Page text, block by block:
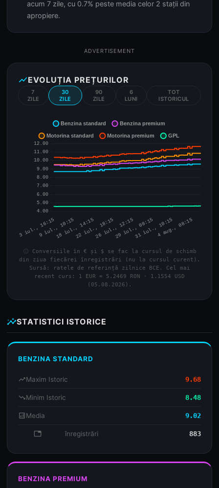
acum 7 zile, cu 0.7% peste media celor 2 stații din
apropiere.
ADVERTISEMENT
show_chartEVOLUȚIA PREȚURILOR
7
ZILE
30
ZILE
90
ZILE
6
LUNI
TOT
ISTORICUL
info Conversiile în € și $ se fac la cursul de schimb
din ziua fiecărei înregistrări (nu la cursul curent).
Sursă: ratele de referință zilnice BCE. Cel mai
recent curs: 1 EUR = 5.2469 RON · 1.1554 USD
(05.08.2026).
insightsSTATISTICI ISTORICE
BENZINA STANDARD
trending_upMaxim Istoric 9.68
trending_downMinim Istoric 8.48
analyticsMedia 9.02
database înregistrări 883
BENZINA PREMIUM